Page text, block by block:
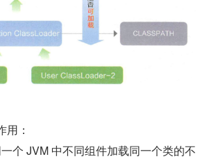
用：
个 JVM 中不同组件加载同一个类的不